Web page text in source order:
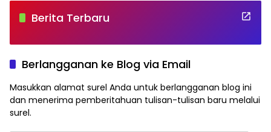
Berita Terbaru
Berlangganan ke Blog via Email
Masukkan alamat surel Anda untuk berlangganan blog ini
dan menerima pemberitahuan tulisan-tulisan baru melalui
surel.